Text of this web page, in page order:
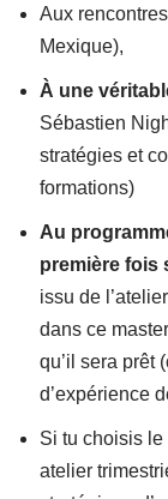
Aux
Mexique),
À une
Sébastien
stratégies et
formations)
Au
première fois
issu de
dans ce
qu’il sera prêt
d’expérience
Si tu choisis
atelier